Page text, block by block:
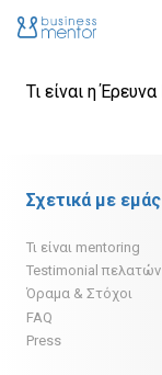
Τι είναι η
Σχετικά με εμάς
Τι είναι mentoring
Testimonial πελατών
Όραμα & Στόχοι
FAQ
Press